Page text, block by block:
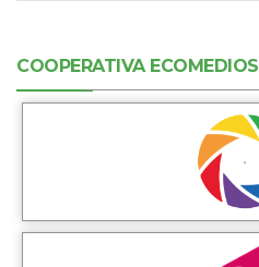
COOPERATIVA ECOMEDIOS